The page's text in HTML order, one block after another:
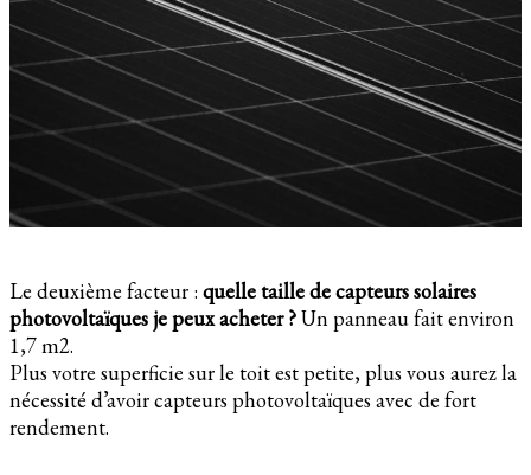
Le deuxième facteur : quelle taille de capteurs solaires
photovoltaïques je peux acheter ?Un panneau fait environ
1,7 m2.
Plus votre superficie sur le toit est petite, plus vous aurez la
nécessité d’avoir capteurs photovoltaïques avec de fort
rendement.